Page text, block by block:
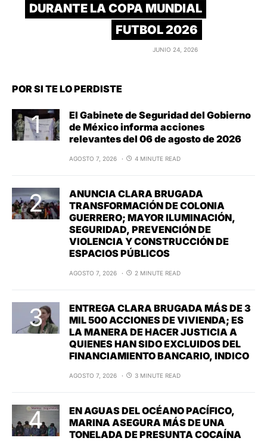
DURANTE LA COPA MUNDIAL
FUTBOL 2026
JUNIO 24, 2026
POR SI TE LO PERDISTE
El Gabinete de Seguridad del Gobierno
de México informa acciones
relevantes del 06 de agosto de 2026
AGOSTO 7, 2026 4 MINUTE READ
ANUNCIA CLARA BRUGADA
TRANSFORMACIÓN DE COLONIA
GUERRERO; MAYOR ILUMINACIÓN,
SEGURIDAD, PREVENCIÓN DE
VIOLENCIA Y CONSTRUCCIÓN DE
ESPACIOS PÚBLICOS
AGOSTO 7, 2026 2 MINUTE READ
ENTREGA CLARA BRUGADA MÁS DE 3
MIL 500 ACCIONES DE VIVIENDA; ES
LA MANERA DE HACER JUSTICIA A
QUIENES HAN SIDO EXCLUIDOS DEL
FINANCIAMIENTO BANCARIO, INDICO
AGOSTO 7, 2026 3 MINUTE READ
EN AGUAS DEL OCÉANO PACÍFICO,
MARINA ASEGURA MÁS DE UNA
TONELADA DE PRESUNTA COCAÍNA